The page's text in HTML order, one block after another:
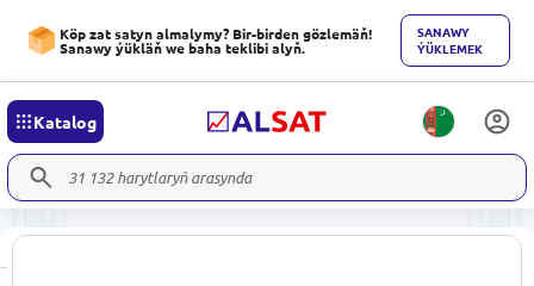
Köp zat satyn almalymy? Bir-birden gözlemäň!
Sanawy ýükläň we baha teklibi alyň.
SANAWY
ÝÜKLEMEK
Katalog